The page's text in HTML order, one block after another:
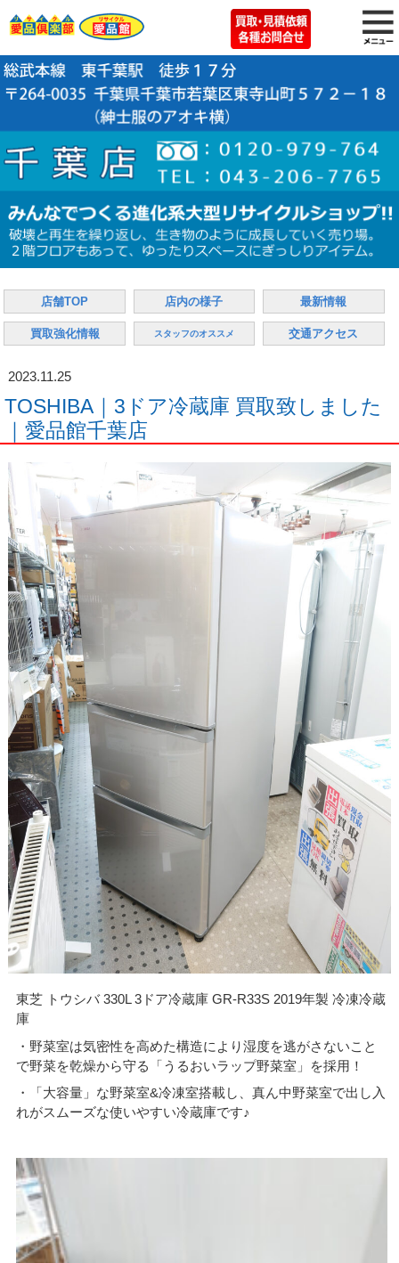
店舗TOP 店内の様子 最新情報
買取強化情報 スタッフのオススメ 交通アクセス
2023.11.25
TOSHIBA｜3ドア冷蔵庫 買取致しました
｜愛品館千葉店
東芝 トウシバ 330L 3ドア冷蔵庫 GR-R33S 2019年製 冷凍冷蔵
庫
・野菜室は気密性を高めた構造により湿度を逃がさないこと
で野菜を乾燥から守る「うるおいラップ野菜室」を採用！
・「大容量」な野菜室&冷凍室搭載し、真ん中野菜室で出し入
れがスムーズな使いやすい冷蔵庫です♪